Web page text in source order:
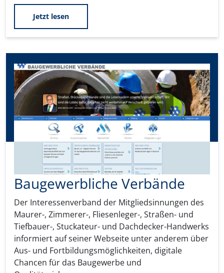
Jetzt lesen
Baugewerbliche Verbände
Der Interessenverband der Mitgliedsinnungen des
Maurer-, Zimmerer-, Fliesenleger-, Straßen- und
Tiefbauer-, Stuckateur- und Dachdecker-Handwerks
informiert auf seiner Webseite unter anderem über
Aus- und Fortbildungsmöglichkeiten, digitale
Chancen für das Baugewerbe und